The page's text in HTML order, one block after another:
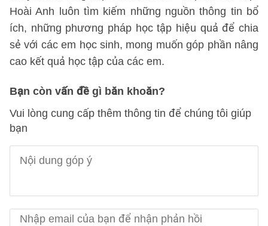
Hoài Anh luôn tìm kiếm những nguồn thông tin bổ
ích, những phương pháp học tập hiệu quả để chia
sẻ với các em học sinh, mong muốn góp phần nâng
cao kết quả học tập của các em.
Bạn còn vấn đề gì băn khoăn?
Vui lòng cung cấp thêm thông tin để chúng tôi giúp
bạn